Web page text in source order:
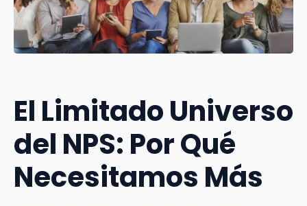
El Limitado Universo
del NPS: Por Qué
Necesitamos Más